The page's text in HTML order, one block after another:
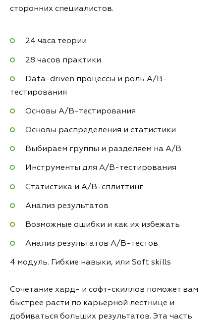
сторонних специалистов.
24 часа теории
28 часов практики
Data-driven процессы и роль A/B-
тестирования
Основы A/B-тестирования
Основы распределения и статистики
Выбираем группы и разделяем на A/B
Инструменты для А/B-тестирования
Статистика и А/B-сплиттинг
Анализ результатов
Возможные ошибки и как их избежать
Анализ результатов А/B-тестов
4 модуль. Гибкие навыки, или Soft skills
Сочетание хард- и софт-скиллов поможет вам
быстрее расти по карьерной лестнице и
добиваться больших результатов. Эта часть